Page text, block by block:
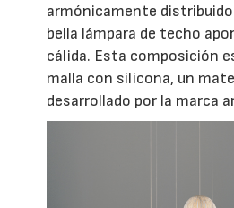
armónicamente
bella lámpara de techo
cálida. Esta composición
malla con silicona, un
desarrollado por la marca